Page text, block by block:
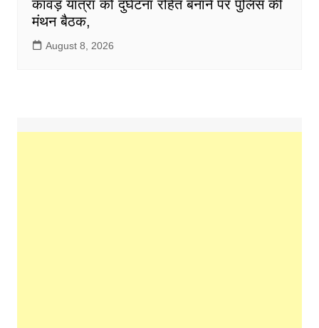
कांवड़ यात्रा को दुर्घटना रहित बनाने पर पुलिस की
मंथन बैठक,
August 8, 2026